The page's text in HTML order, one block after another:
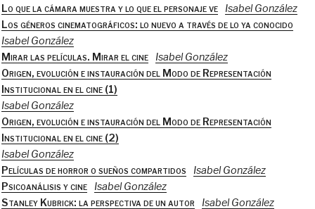
Lo que la cámara muestra y lo que el personaje ve
Isabel González
Los géneros cinematográficos: lo nuevo a través de lo ya conocido
Isabel González
Mirar las películas. Mirar el cine
Isabel González
Origen, evolución e instauración del Modo de Representación
Institucional en el cine (1)
Isabel González
Origen, evolución e instauración del Modo de Representación
Institucional en el cine (2)
Isabel González
Películas de horror o sueños compartidos
Isabel González
Psicoanálisis y cine
Isabel González
Stanley Kubrick: la perspectiva de un autor
Isabel González